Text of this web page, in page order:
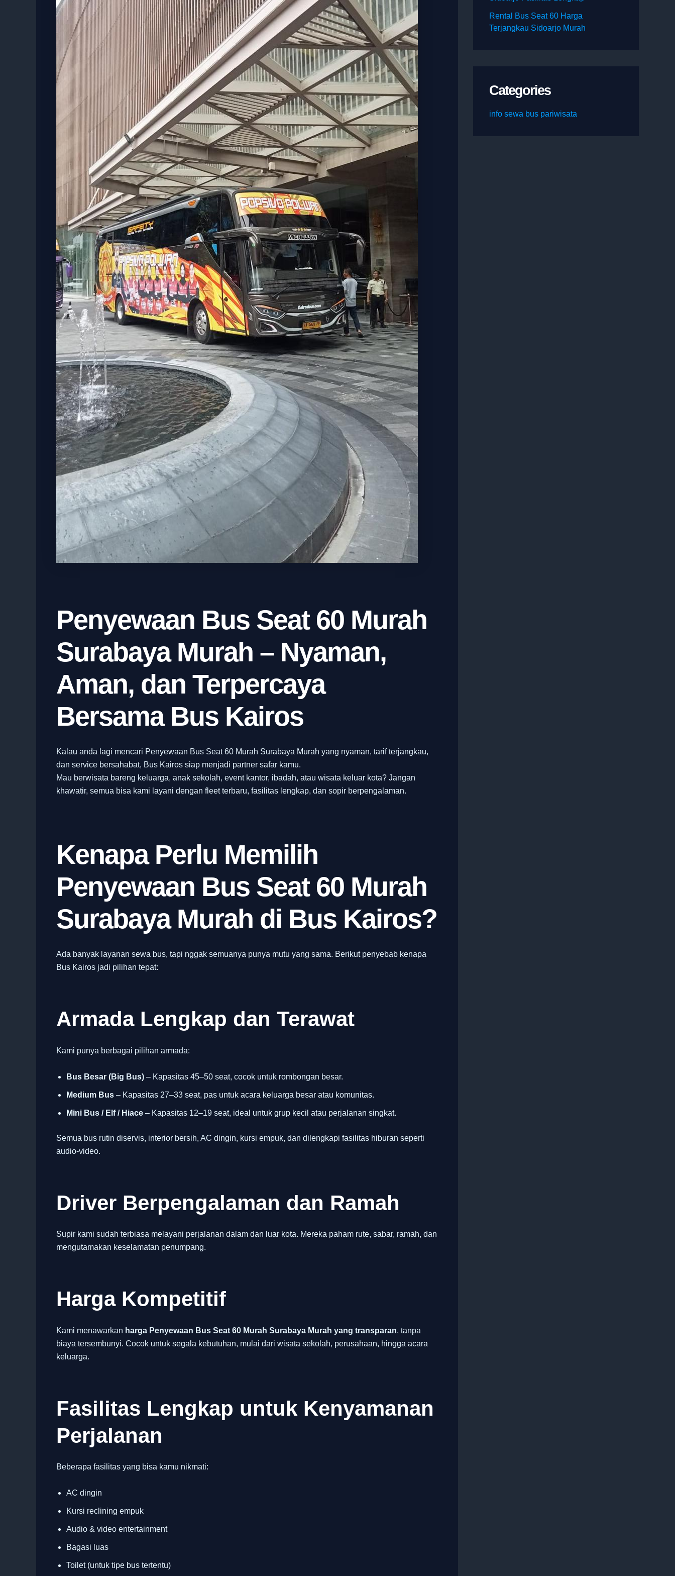
Penyewaan Bus Seat 60 Murah
Surabaya Murah – Nyaman,
Aman, dan Terpercaya
Bersama Bus Kairos
Kalau anda lagi mencari Penyewaan Bus Seat 60 Murah Surabaya Murah yang nyaman, tarif terjangkau,
dan service bersahabat, Bus Kairos siap menjadi partner safar kamu.
Mau berwisata bareng keluarga, anak sekolah, event kantor, ibadah, atau wisata keluar kota? Jangan
khawatir, semua bisa kami layani dengan fleet terbaru, fasilitas lengkap, dan sopir berpengalaman.
Kenapa Perlu Memilih
Penyewaan Bus Seat 60 Murah
Surabaya Murah di Bus Kairos?
Ada banyak layanan sewa bus, tapi nggak semuanya punya mutu yang sama. Berikut penyebab kenapa
Bus Kairos jadi pilihan tepat:
Armada Lengkap dan Terawat
Kami punya berbagai pilihan armada:
Bus Besar (Big Bus) – Kapasitas 45–50 seat, cocok untuk rombongan besar.
Medium Bus – Kapasitas 27–33 seat, pas untuk acara keluarga besar atau komunitas.
Mini Bus / Elf / Hiace – Kapasitas 12–19 seat, ideal untuk grup kecil atau perjalanan singkat.
Semua bus rutin diservis, interior bersih, AC dingin, kursi empuk, dan dilengkapi fasilitas hiburan seperti
audio-video.
Driver Berpengalaman dan Ramah
Supir kami sudah terbiasa melayani perjalanan dalam dan luar kota. Mereka paham rute, sabar, ramah, dan
mengutamakan keselamatan penumpang.
Harga Kompetitif
Kami menawarkan harga Penyewaan Bus Seat 60 Murah Surabaya Murah yang transparan, tanpa
biaya tersembunyi. Cocok untuk segala kebutuhan, mulai dari wisata sekolah, perusahaan, hingga acara
keluarga.
Fasilitas Lengkap untuk Kenyamanan
Perjalanan
Beberapa fasilitas yang bisa kamu nikmati:
AC dingin
Kursi reclining empuk
Audio & video entertainment
Bagasi luas
Toilet (untuk tipe bus tertentu)
Rental Bus Seat 60 Harga
Terjangkau Sidoarjo Murah
Categories
info sewa bus pariwisata